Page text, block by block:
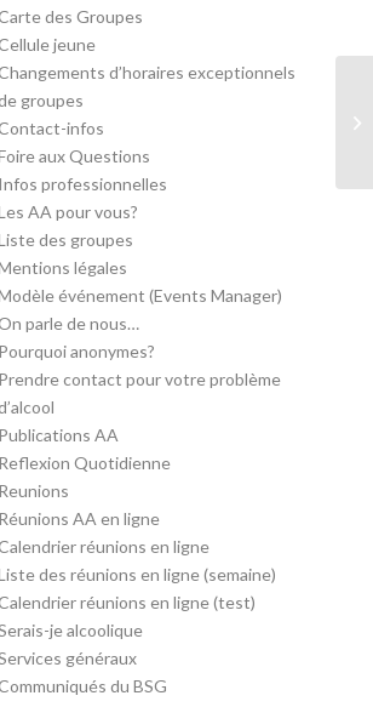
des Groupes
jeune
d’horaires exceptionnels
groupes
infos
aux Questions
Infos professionnelles
AA pour vous?
des groupes
légales
événement (Events Manager)
parle de nous…
Pourquoi anonymes?
Prendre contact pour votre problème
Publications AA
Reflexion Quotidienne
Reunions
Réunions AA en ligne
réunions en ligne
des réunions en ligne (semaine)
réunions en ligne (test)
je alcoolique
généraux
du BSG